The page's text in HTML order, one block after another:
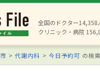
全国のドクター14,358
クリニック・病院
代謝内科 今日予約可 の検